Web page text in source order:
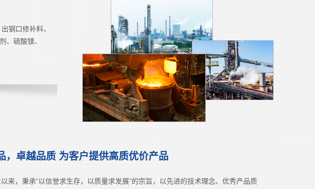
钢口修补料、
、硫酸镁、
，卓越品质 为客户提供高质优价产品
来，秉承“以信誉求生存，以质量求发展”的宗旨，以先进的技术理念、优秀产品质